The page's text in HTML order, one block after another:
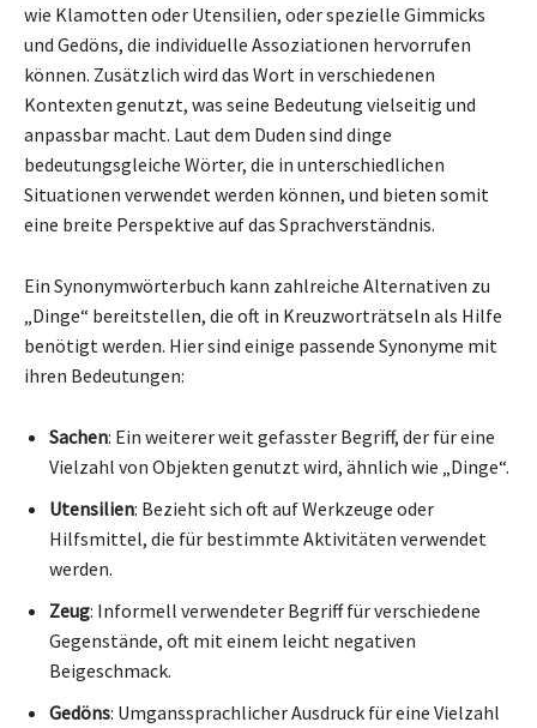
wie Klamotten oder Utensilien, oder spezielle Gimmicks
und Gedöns, die individuelle Assoziationen hervorrufen
können. Zusätzlich wird das Wort in verschiedenen
Kontexten genutzt, was seine Bedeutung vielseitig und
anpassbar macht. Laut dem Duden sind dinge
bedeutungsgleiche Wörter, die in unterschiedlichen
Situationen verwendet werden können, und bieten somit
eine breite Perspektive auf das Sprachverständnis.
Ein Synonymwörterbuch kann zahlreiche Alternativen zu
„Dinge“ bereitstellen, die oft in Kreuzworträtseln als Hilfe
benötigt werden. Hier sind einige passende Synonyme mit
ihren Bedeutungen:
Sachen: Ein weiterer weit gefasster Begriff, der für eine
Vielzahl von Objekten genutzt wird, ähnlich wie „Dinge“.
Utensilien: Bezieht sich oft auf Werkzeuge oder
Hilfsmittel, die für bestimmte Aktivitäten verwendet
werden.
Zeug: Informell verwendeter Begriff für verschiedene
Gegenstände, oft mit einem leicht negativen
Beigeschmack.
Gedöns: Umganssprachlicher Ausdruck für eine Vielzahl